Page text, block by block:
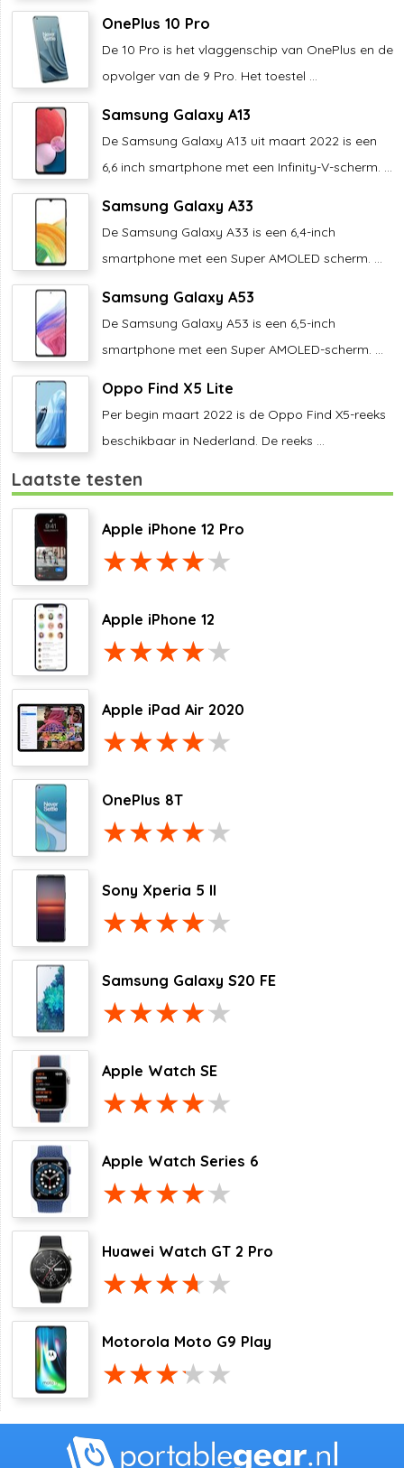
OnePlus 10 Pro
De 10 Pro is het vlaggenschip van OnePlus en de
opvolger van de 9 Pro. Het toestel ...
Samsung Galaxy A13
De Samsung Galaxy A13 uit maart 2022 is een
6,6 inch smartphone met een Infinity-V-scherm. ...
Samsung Galaxy A33
De Samsung Galaxy A33 is een 6,4-inch
smartphone met een Super AMOLED scherm. ...
Samsung Galaxy A53
De Samsung Galaxy A53 is een 6,5-inch
smartphone met een Super AMOLED-scherm. ...
Oppo Find X5 Lite
Per begin maart 2022 is de Oppo Find X5-reeks
beschikbaar in Nederland. De reeks ...
Laatste testen
Apple iPhone 12 Pro
Apple iPhone 12
Apple iPad Air 2020
OnePlus 8T
Sony Xperia 5 II
Samsung Galaxy S20 FE
Apple Watch SE
Apple Watch Series 6
Huawei Watch GT 2 Pro
Motorola Moto G9 Play